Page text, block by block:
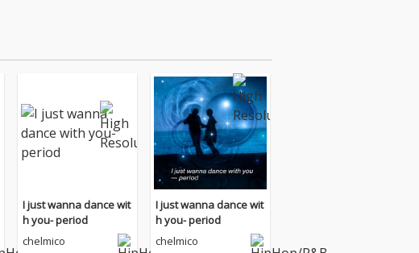
I just wanna dance wit
h you- period
chelmico
I just wanna dance wit
h you- period
chelmico